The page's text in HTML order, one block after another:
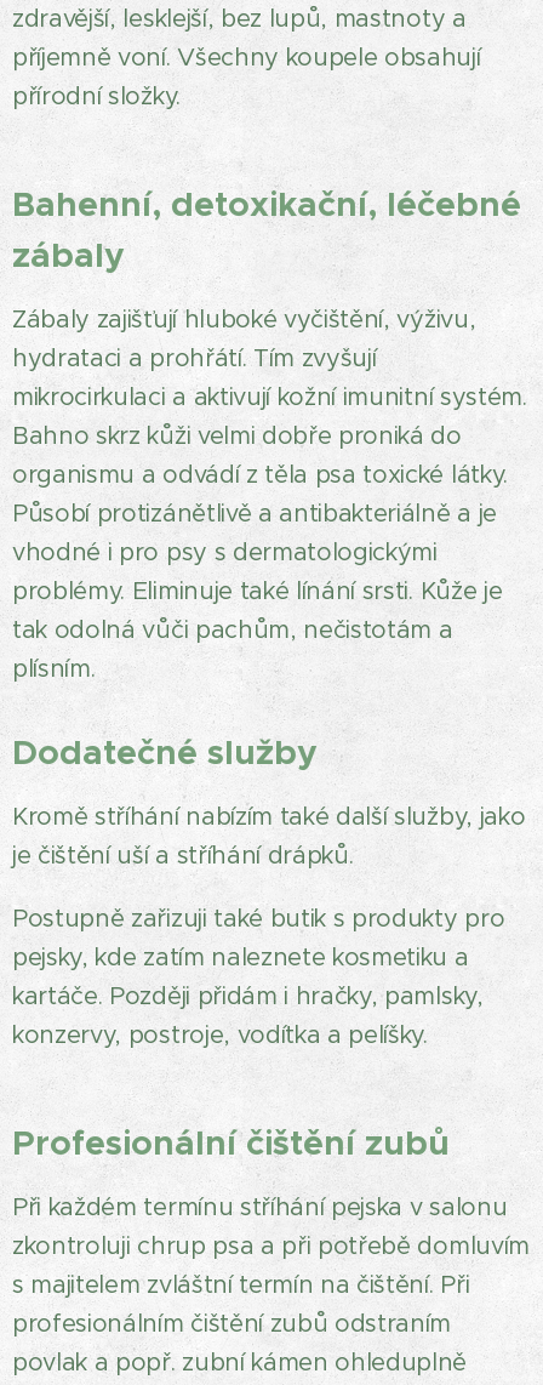
zdravější, lesklejší, bez lupů, mastnoty a
příjemně voní. Všechny koupele obsahují
přírodní složky.
Bahenní, detoxikační, léčebné
zábaly
Zábaly zajišťují hluboké vyčištění, výživu,
hydrataci a prohřátí. Tím zvyšují
mikrocirkulaci a aktivují kožní imunitní systém.
Bahno skrz kůži velmi dobře proniká do
organismu a odvádí z těla psa toxické látky.
Působí protizánětlivě a antibakteriálně a je
vhodné i pro psy s dermatologickými
problémy. Eliminuje také línání srsti. Kůže je
tak odolná vůči pachům, nečistotám a
plísním.
Dodatečné služby
Kromě stříhání nabízím také další služby, jako
je čištění uší a stříhání drápků.
Postupně zařizuji také butik s produkty pro
pejsky, kde zatím naleznete kosmetiku a
kartáče. Později přidám i hračky, pamlsky,
konzervy, postroje, vodítka a pelíšky.
Profesionální čištění zubů
Při každém termínu stříhání pejska v salonu
zkontroluji chrup psa a při potřebě domluvím
s majitelem zvláštní termín na čištění. Při
profesionálním čištění zubů odstraním
povlak a popř. zubní kámen ohleduplně